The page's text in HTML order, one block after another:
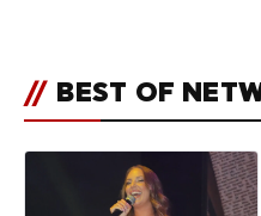
// BEST OF